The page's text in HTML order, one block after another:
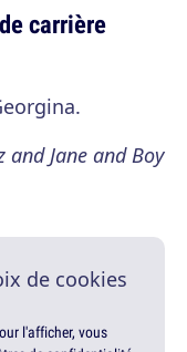
carrière
and Jane and Boy
de cookies
l'afficher, vous